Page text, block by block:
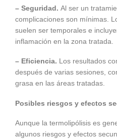
– Seguridad. Al ser un
complicaciones son mínimas.
suelen ser temporales e
inflamación en la zona tratada.
– Eficiencia. Los resultados
después de varias sesiones,
grasa en las áreas tratadas.
Posibles riesgos y efectos
Aunque la termolipólisis es
algunos riesgos y efectos